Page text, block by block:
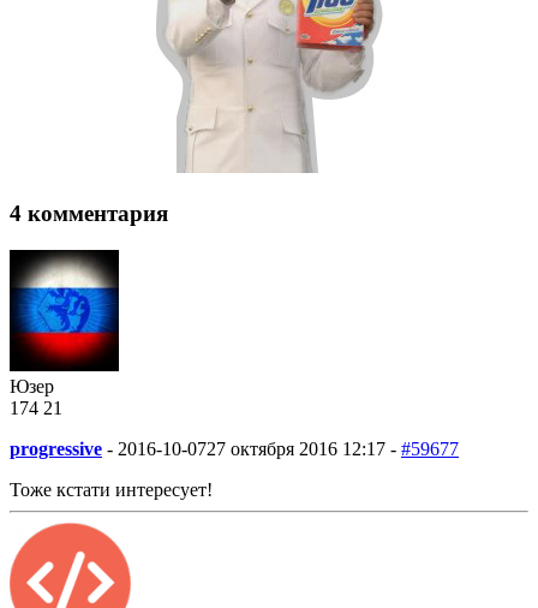
4 комментария
Юзер
174 21
progressive - 2016-10-0727 октября 2016 12:17 - #59677
Тоже кстати интересует!